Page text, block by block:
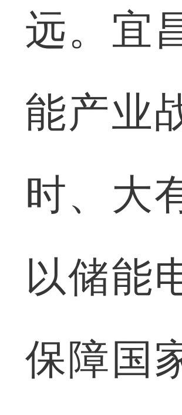
远。宜
能产业
时、大
以储能
保障国